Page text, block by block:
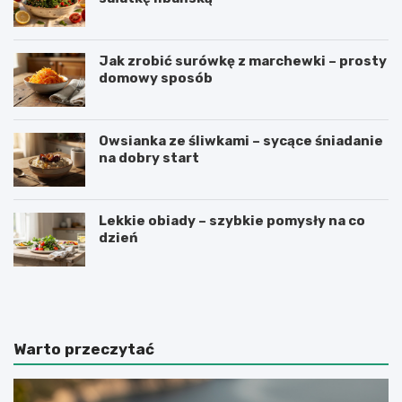
u
s
z
c
z
o
w
j
Jak zrobić surówkę z marchewki – prosty
domowy sposób
Owsianka ze śliwkami – sycące śniadanie
na dobry start
Lekkie obiady – szybkie pomysły na co
dzień
J
o
b
i
P
z
c
z
Warto przeczytać